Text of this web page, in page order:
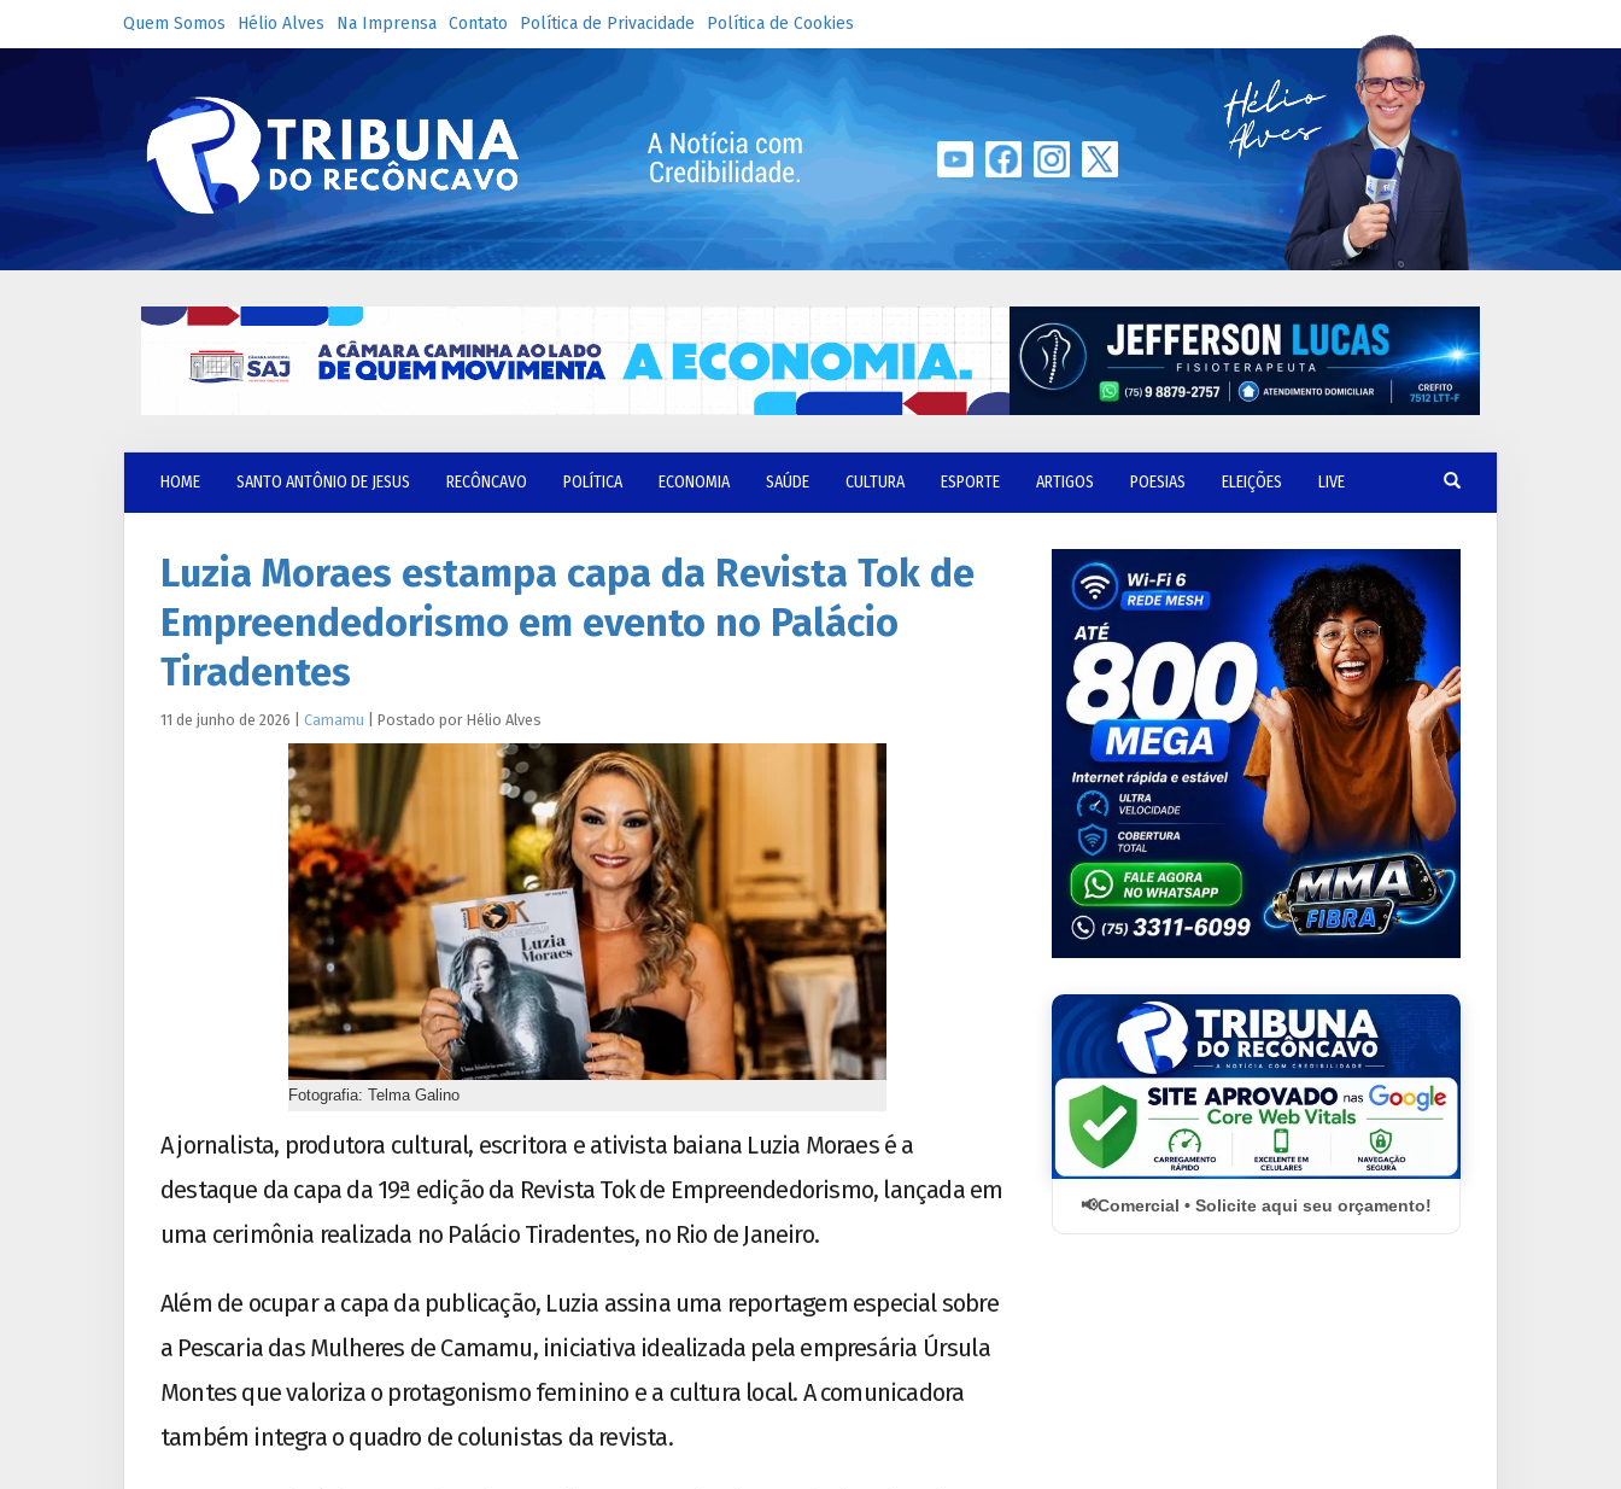
Quem Somos Hélio Alves Na Imprensa Contato Política de Privacidade Política de Cookies
HOME SANTO ANTÔNIO DE JESUS RECÔNCAVO POLÍTICA ECONOMIA SAÚDE CULTURA ESPORTE ARTIGOS POESIAS ELEIÇÕES LIVE
Luzia Moraes estampa capa da Revista Tok de
Empreendedorismo em evento no Palácio
Tiradentes
11 de junho de 2026 Camamu Postado por Hélio Alves
Fotografia: Telma Galino
A jornalista, produtora cultural, escritora e ativista baiana Luzia Moraes é a
destaque da capa da 19ª edição da Revista Tok de Empreendedorismo, lançada em
uma cerimônia realizada no Palácio Tiradentes, no Rio de Janeiro.
Além de ocupar a capa da publicação, Luzia assina uma reportagem especial sobre
a Pescaria das Mulheres de Camamu, iniciativa idealizada pela empresária Úrsula
Montes que valoriza o protagonismo feminino e a cultura local. A comunicadora
também integra o quadro de colunistas da revista.
Comercial • Solicite aqui seu orçamento!